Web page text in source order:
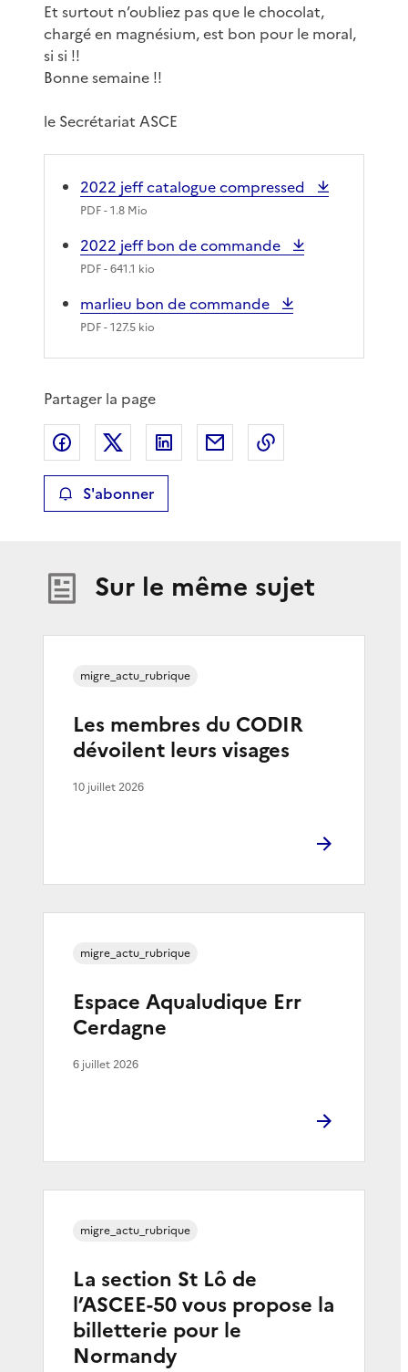
Et surtout n’oubliez pas que le chocolat,
chargé en magnésium, est bon pour le moral,
si si !!
Bonne semaine !!
le Secrétariat ASCE
2022 jeff catalogue compressed
PDF- 1.8 Mio
2022 jeff bon de commande
PDF- 641.1 kio
marlieu bon de commande
PDF- 127.5 kio
Partager la page
Partager sur Facebook
Partager sur XPartager sur LinkedIn
Partager par email
S'abonner
Sur le même sujet
Les membres du CODIR
dévoilent leurs visages
migre_actu_rubrique
10 juillet 2026
Espace Aqualudique Err
Cerdagne
migre_actu_rubrique
6 juillet 2026
La section St Lô de
l’ASCEE-50 vous propose la
billetterie pour le
Normandy
migre_actu_rubrique